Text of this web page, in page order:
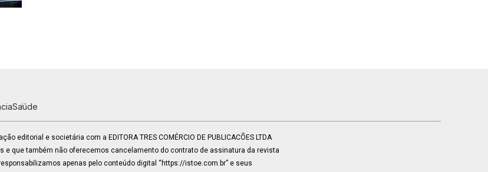
Saúde
editorial e societária com a EDITORA TRES COMÉRCIO DE PUBLICACÕES LTDA
que também não oferecemos cancelamento do contrato de assinatura da revista
apenas pelo conteúdo digital “https://istoe.com.br” e seus